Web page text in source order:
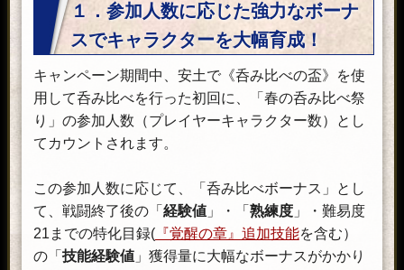
り
ま
す。
開
催
要
を
ご
確
１．参加人数に応じた強力なボーナ
スでキャラクターを大幅育成！
キャンペーン期間中、安土で《呑み比べの盃》を使
用して呑み比べを行った初回に、「春の呑み比べ祭
り」の参加人数（プレイヤーキャラクター数）とし
てカウントされます。
この参加人数に応じて、「呑み比べボーナス」とし
て、戦闘終了後の「 経験値」・「 熟練度」・難易度
21までの特化目録(『覚醒の章』追加技能を含む）
の「 技能経験値」獲得量に大幅なボーナスがかかり